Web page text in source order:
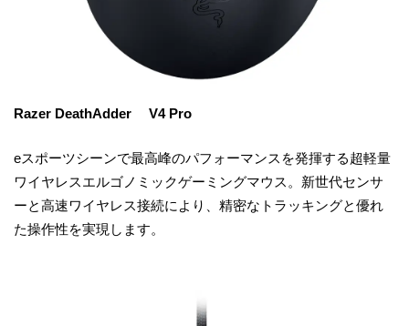
Razer DeathAdder V4 Pro
eスポーツシーンで最高峰のパフォーマンスを発揮する超軽量
ワイヤレスエルゴノミックゲーミングマウス。新世代センサ
ーと高速ワイヤレス接続により、精密なトラッキングと優れ
た操作性を実現します。